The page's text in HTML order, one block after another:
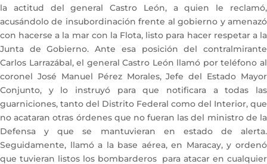
la actitud del general Castro León, a quien le reclamó,
acusándolo de insubordinación frente al gobierno y amenazó
con hacerse a la mar con la Flota, listo para hacer respetar a la
Junta de Gobierno. Ante esa posición del contralmirante
Carlos Larrazábal, el general Castro León llamó por teléfono al
coronel José Manuel Pérez Morales, Jefe del Estado Mayor
Conjunto, y lo instruyó para que notificara a todas las
guarniciones, tanto del Distrito Federal como del Interior, que
no acataran otras órdenes que no fueran las del ministro de la
Defensa y que se mantuvieran en estado de alerta.
Seguidamente, llamó a la base aérea, en Maracay, y ordenó
que tuvieran listos los bombarderos para atacar en cualquier